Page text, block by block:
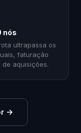
nós
ultrapassa os
faturação
aquisições.
→